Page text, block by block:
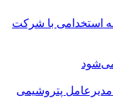
با شرکت